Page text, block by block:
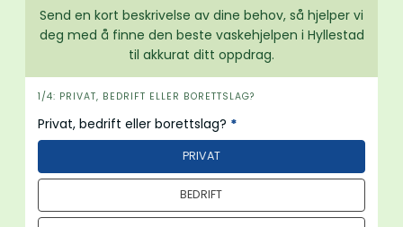
Send en kort beskrivelse av dine behov, så hjelper vi
deg med å finne den beste vaskehjelpen i Hyllestad
til akkurat ditt oppdrag.
i
n
n
o
d
1/4: PRIVAT, BEDRIFT ELLER BORETTSLAG?
Privat, bedrift eller borettslag? *
PRIVAT
BEDRIFT